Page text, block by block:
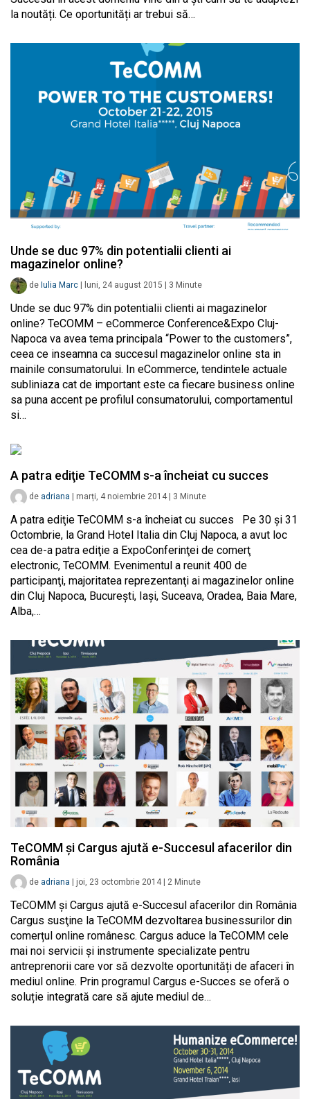
la noutăți. Ce oportunități ar trebui să…
Unde se duc 97% din potentialii clienti ai
magazinelor online?
de Iulia Marc luni, 24 august 2015 3 Minute
Unde se duc 97% din potentialii clienti ai magazinelor
online? TeCOMM – eCommerce Conference&Expo Cluj-
Napoca va avea tema principala “Power to the customers”,
ceea ce inseamna ca succesul magazinelor online sta in
mainile consumatorului. In eCommerce, tendintele actuale
subliniaza cat de important este ca fiecare business online
sa puna accent pe profilul consumatorului, comportamentul
si…
A patra ediţie TeCOMM s-a încheiat cu succes
de adriana marți, 4 noiembrie 2014 3 Minute
A patra ediţie TeCOMM s-a încheiat cu succes Pe 30 şi 31
Octombrie, la Grand Hotel Italia din Cluj Napoca, a avut loc
cea de-a patra ediţie a ExpoConferinţei de comerţ
electronic, TeCOMM. Evenimentul a reunit 400 de
participanţi, majoritatea reprezentanţi ai magazinelor online
din Cluj Napoca, Bucureşti, Iaşi, Suceava, Oradea, Baia Mare,
Alba,…
TeCOMM şi Cargus ajută e-Succesul afacerilor din
România
de adriana joi, 23 octombrie 2014 2 Minute
TeCOMM şi Cargus ajută e-Succesul afacerilor din România
Cargus susţine la TeCOMM dezvoltarea businessurilor din
comerțul online românesc. Cargus aduce la TeCOMM cele
mai noi servicii şi instrumente specializate pentru
antreprenorii care vor să dezvolte oportunități de afaceri în
mediul online. Prin programul Cargus e-Succes se oferă o
soluție integrată care să ajute mediul de…